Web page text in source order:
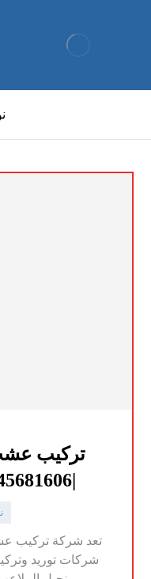
تركيب
تعد شركة تركيب
شركات توريد